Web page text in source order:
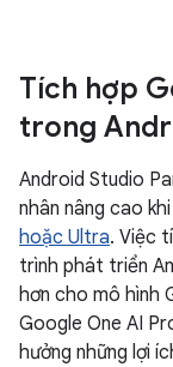
Tích hợp
trong
Android Studio
nhân nâng cao
hoặc Ultra. Việc
trình phát triển
hơn cho mô hình
Google One AI
hưởng những lợi